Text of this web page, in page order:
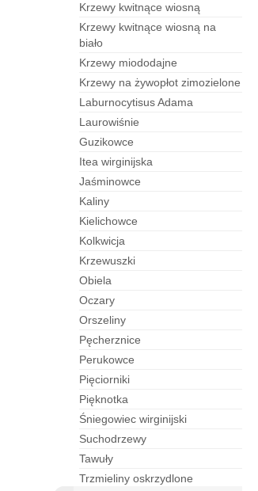
Krzewy kwitnące wiosną
Krzewy kwitnące wiosną na
biało
Krzewy miododajne
Krzewy na żywopłot zimozielone
laburnocytisus Adama
laurowiśnie
guzikowce
itea wirginijska
jaśminowce
kaliny
kielichowce
kolkwicja
krzewuszki
obiela
oczary
orszeliny
pęcherznice
perukowce
pięciorniki
pięknotka
śniegowiec wirginijski
suchodrzewy
tawuły
trzmieliny oskrzydlone